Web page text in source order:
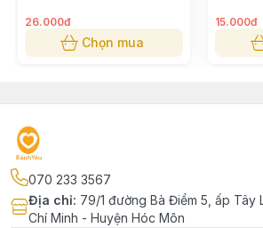
26.000đ
Chọn mua
15.000đ
070 233 3567
Địa chỉ: 79/1 đường Bà Điểm 5, ấp Tây
Chí Minh - Huyện Hóc Môn